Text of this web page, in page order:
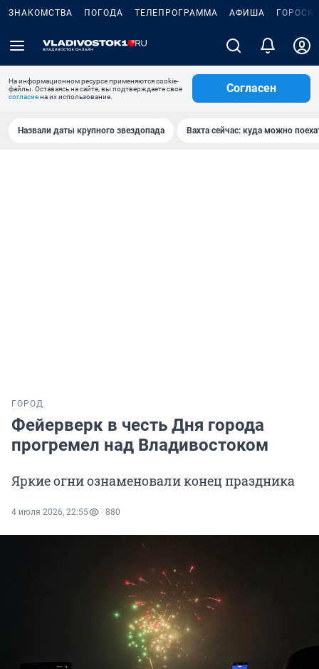
ЗНАКОМСТВА ПОГОДА ТЕЛЕПРОГРАММА АФИША
На информационном ресурсе применяются cookie-
файлы. Оставаясь на сайте, вы подтверждаете свое
согласиена их использование.
Согласен
Назвали даты крупного звездопада Вахта сейчас: куда можно
ГОРОД
Фейерверк в честь Дня города
прогремел над Владивостоком
Яркие огни ознаменовали конец праздника
4 июля 2026, 22:55 880